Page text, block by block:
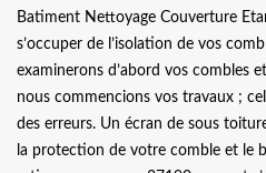
Batiment Nettoyage Couverture
s’occuper de l’isolation de vos
examinerons d’abord vos combles
nous commencions vos travaux ;
des erreurs. Un écran de sous
la protection de votre comble et le